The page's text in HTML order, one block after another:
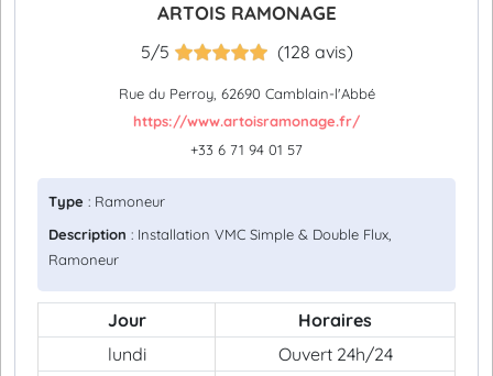
ARTOIS RAMONAGE
5/5 (128 avis)
Rue du Perroy, 62690 Camblain-l'Abbé
https://www.artoisramonage.fr/
+33 6 71 94 01 57
Type : Ramoneur
Description : Installation VMC Simple & Double Flux,
Ramoneur
Jour
Horaires
lundi
Ouvert 24h/24